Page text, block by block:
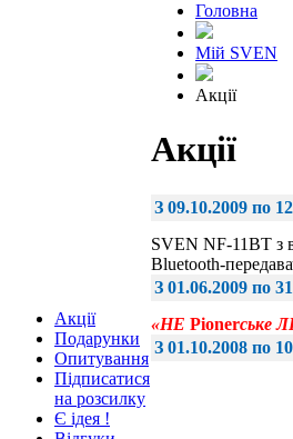
Акції
Подарунки
Опитування
Підписатися
на розсилку
Є ідея !
Головна
Мій SVEN
Акції
Акції
З 09.10.2009 по
SVEN NF-11BT з
Bluetooth-
З 01.06.2009 по
«НЕ Pionerське
З 01.10.2008 по